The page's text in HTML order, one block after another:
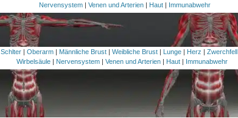
Nervensystem| Venen und Arterien| Haut| Immunabwehr
Schlter |Oberarm | Männliche Brust |Weibliche Brust | Lunge | Herz |Zwerchfell
Wirbelsäule| Nervensystem| Venen und Arterien| Haut| Immunabwehr